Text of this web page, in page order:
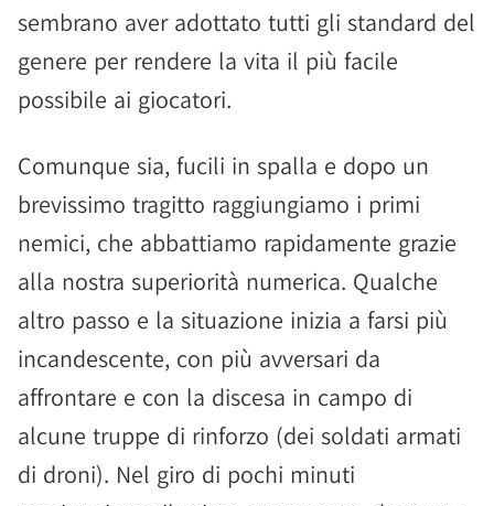
sembrano aver adottato tutti gli standard del
genere per rendere la vita il più facile
possibile ai giocatori.
Comunque sia, fucili in spalla e dopo un
brevissimo tragitto raggiungiamo i primi
nemici, che abbattiamo rapidamente grazie
alla nostra superiorità numerica. Qualche
altro passo e la situazione inizia a farsi più
incandescente, con più avversari da
affrontare e con la discesa in campo di
alcune truppe di rinforzo (dei soldati armati
di droni). Nel giro di pochi minuti